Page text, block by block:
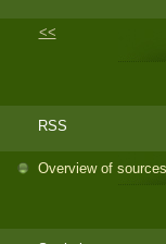
<<
RSS
Overview of sources